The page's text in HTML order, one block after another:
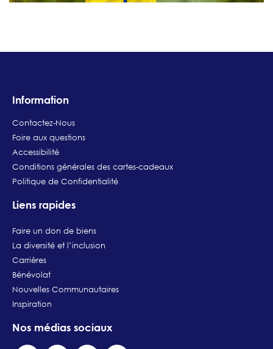
Information
Contactez-Nous
Foire aux questions
Accessibilité
Conditions générales des cartes-cadeaux
Politique de Confidentialité
Liens rapides
Faire un don de biens
La diversité et l’inclusion
Carrières
Bénévolat
Nouvelles Communautaires
Inspiration
Nos médias sociaux